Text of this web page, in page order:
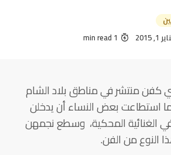
1, 2015
1 min read
كفن منتشر في مناطق بلاد الشام
استطاعت بعض النساء أن يدخلن
الغنائية المحكية، وسطع نجمهن
النوع من الفن.